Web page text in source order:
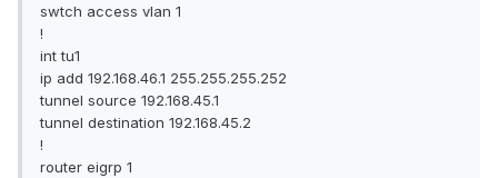
swtch access vlan 1
!
int tu1
ip add 192.168.46.1 255.255.255.252
tunnel source 192.168.45.1
tunnel destination 192.168.45.2
!
router eigrp 1